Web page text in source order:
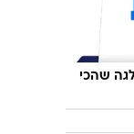
שהכי